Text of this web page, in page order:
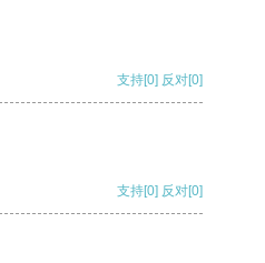
支持[0] 反对[0]
支持[0] 反对[0]